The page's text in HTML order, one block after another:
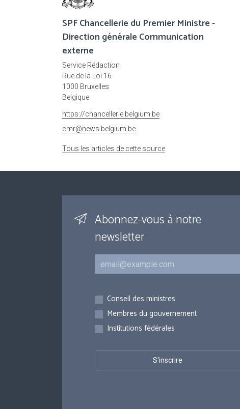
SPF Chancellerie du Premier Ministre -
Direction générale Communication
externe
Service Rédaction
Rue de la Loi 16
1000 Bruxelles
Belgique
https://chancellerie.belgium.be
cmr@news.belgium.be
Tous les articles de cette source
Abonnez-vous à notre
newsletter
Courriel
Inscriptions
Conseil des ministres
Membres du gouvernement
Institutions fédérales